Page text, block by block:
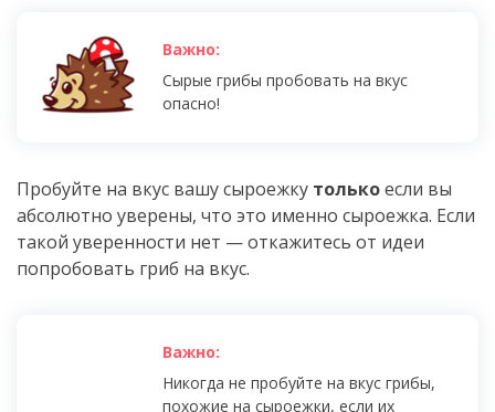
Сырые грибы пробовать на вкус
опасно!
Пробуйте на вкус вашу сыроежку толькоесли вы
абсолютно уверены, что это именно сыроежка. Если
такой уверенности нет — откажитесь от идеи
попробовать гриб на вкус.
Никогда не пробуйте на вкус грибы,
похожие на сыроежки, если их